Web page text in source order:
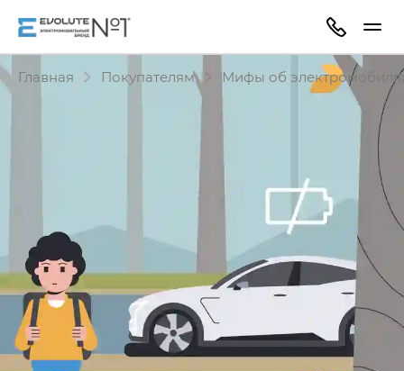
Главная Покупателям Мифы об